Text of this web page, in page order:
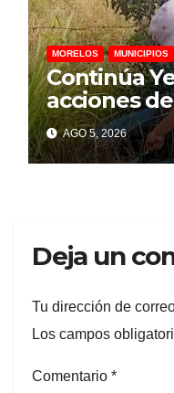
MORELOS MUNICIPIOS
Continúa
acciones
prevenir
AGO 5, 2026
Deja un
Tu dirección de
Los campos
Comentario *